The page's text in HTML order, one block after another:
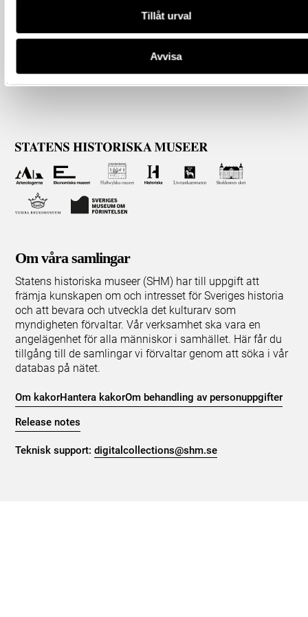
Tillåt urval
Avvisa
Om våra samlingar
Statens historiska museer (SHM) har till uppgift att
främja kunskapen om och intresset för Sveriges historia
och att bevara och utveckla det kulturarv som
myndigheten förvaltar. Vår verksamhet ska vara en
angelägenhet för alla människor i samhället. Här får du
tillgång till de samlingar vi förvaltar genom att söka i vår
databas på nätet.
Om kakorHantera kakorOm behandling av personuppgifter
Release notes
Teknisk support:digitalcollections@shm.se